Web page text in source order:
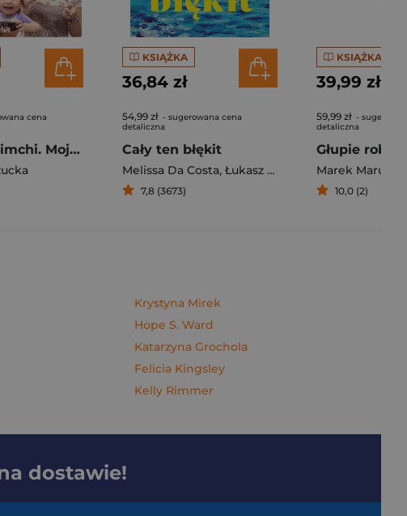
cena
Pierogi z kimchi. Moje ulubione azjatyckie przepisy - książka z autografem
KSIĄŻKA
36,84 zł
54,99 zł - sugerowana cena
detaliczna
Cały ten błękit
Melissa Da Costa, Łukasz Müller
7,8 (3673)
KSIĄŻKA
39,99 zł
59,99 zł -
detaliczna
Marek
10,0 (2)
Krystyna Mirek
Hope S. Ward
Katarzyna Grochola
Felicia Kingsley
Kelly Rimmer
dostawie!